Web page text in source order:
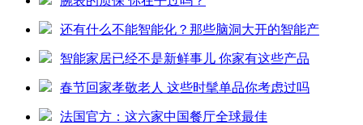
还有什么不能智能化？那些脑洞大开的智能产
智能家居已经不是新鲜事儿 你家有这些产品
春节回家孝敬老人 这些时髦单品你考虑过吗
法国官方：这六家中国餐厅全球最佳